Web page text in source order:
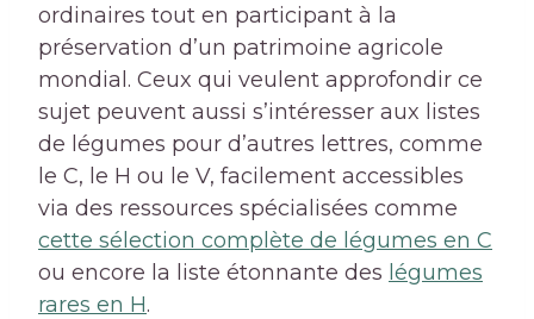
ordinaires tout en participant à la
préservation d’un patrimoine agricole
mondial. Ceux qui veulent approfondir ce
sujet peuvent aussi s’intéresser aux listes
de légumes pour d’autres lettres, comme
le C, le H ou le V, facilement accessibles
via des ressources spécialisées comme
cette sélection complète de légumes en C
ou encore la liste étonnante des légumes
rares en H.